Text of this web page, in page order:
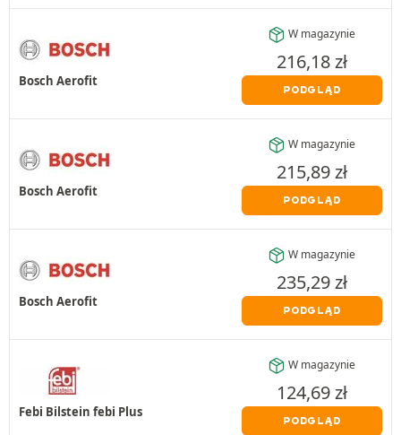
Bosch Aerofit
W magazynie
216,18zł
PODGLĄD
Bosch Aerofit
W magazynie
215,89zł
PODGLĄD
Bosch Aerofit
W magazynie
235,29zł
PODGLĄD
Febi Bilstein febi Plus
W magazynie
124,69zł
PODGLĄD